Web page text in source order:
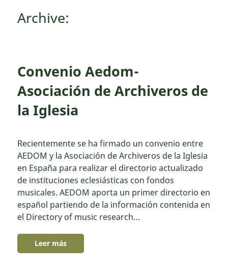
Archive:
Convenio Aedom-
Asociación de Archiveros de
la Iglesia
Recientemente se ha firmado un convenio entre
AEDOM y la Asociación de Archiveros de la Iglesia
en España para realizar el directorio actualizado
de instituciones eclesiásticas con fondos
musicales. AEDOM aporta un primer directorio en
español partiendo de la información contenida en
el Directory of music research…
Leer más